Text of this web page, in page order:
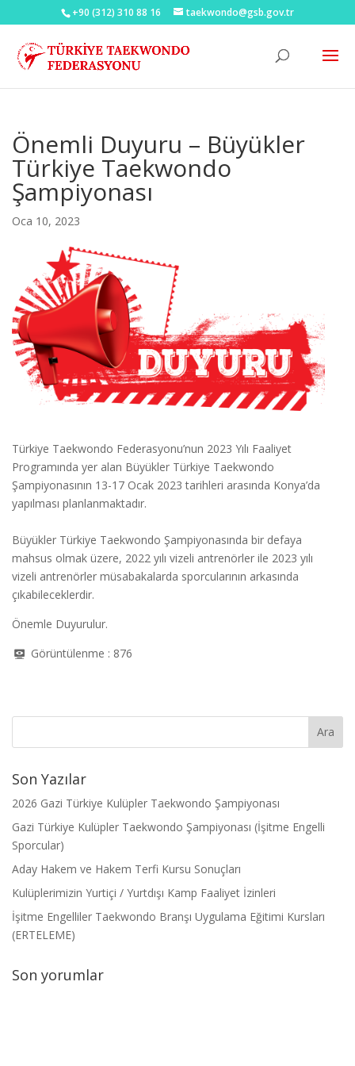
+90 (312) 310 88 16 taekwondo@gsb.gov.tr
Önemli Duyuru – Büyükler
Türkiye Taekwondo
Şampiyonası
Oca 10, 2023
Türkiye Taekwondo Federasyonu’nun 2023 Yılı Faaliyet
Programında yer alan Büyükler Türkiye Taekwondo
Şampiyonasının 13-17 Ocak 2023 tarihleri arasında Konya’da
yapılması planlanmaktadır.
Büyükler Türkiye Taekwondo Şampiyonasında bir defaya
mahsus olmak üzere, 2022 yılı vizeli antrenörler ile 2023 yılı
vizeli antrenörler müsabakalarda sporcularının arkasında
çıkabileceklerdir.
Önemle Duyurulur.
Görüntülenme : 876
Son Yazılar
2026 Gazi Türkiye Kulüpler Taekwondo Şampiyonası
Gazi Türkiye Kulüpler Taekwondo Şampiyonası (İşitme Engelli
Sporcular)
Aday Hakem ve Hakem Terfi Kursu Sonuçları
Kulüplerimizin Yurtiçi / Yurtdışı Kamp Faaliyet İzinleri
İşitme Engelliler Taekwondo Branşı Uygulama Eğitimi Kursları
(ERTELEME)
Son yorumlar